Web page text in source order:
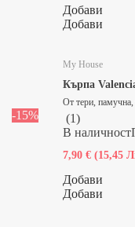
Добави
Добави
-15%
My House
Кърпа
От тери,
(1)
В наличност
7,90 € (15,45
Добави
Добави